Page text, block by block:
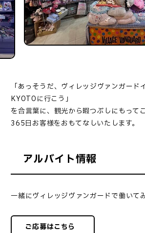
「あっそうだ、ヴィレッジヴァンガード
KYOTOに行こう」
を合言葉に、観光から暇つぶしにもって
365日お客様をおもてなしいたします。
アルバイト情報
一緒にヴィレッジヴァンガードで働いて
ご応募はこちら